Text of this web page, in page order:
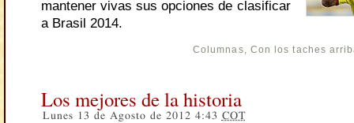
mantener vivas sus opciones de clasificar
a Brasil 2014.
Columnas, Con los taches
Los mejores de la historia
Lunes 13 de Agosto de 2012 4:43 COT